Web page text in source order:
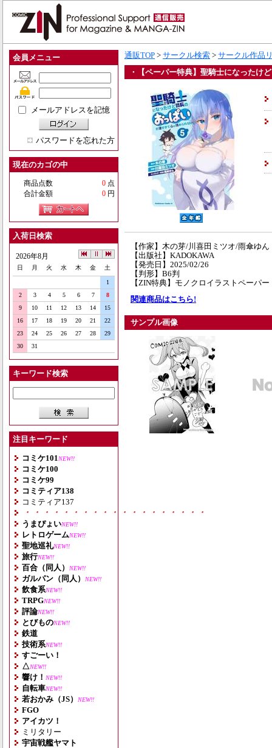
会員メニュー
メールアドレスを記憶
パスワードを忘れた方
現在のカゴの中
商品点数 0 点
合計金額
0 円
入荷日検索
2026年8月
日 月 火 水 木 金 土
1
2
3 4 5 6 7
8
9
10 11 12 13 14
15
16
17 18 19 20 21
22
23
24 25 26 27 28
29
30
31
キーワード検索
注目キーワード
コミケ101 NEW!!
コミケ100
コミケ99
コミティア138
コミティア137
・・・・・・・・・・・・・・・・・・・
うまぴょいNEW!!
レトロゲームNEW!!
聖地巡礼NEW!!
旅行NEW!!
百合（同人） NEW!!
ガルパン（同人） NEW!!
飲食系NEW!!
TRPGNEW!!
評論NEW!!
とびものNEW!!
鉄道
技術系NEW!!
すごーい！
△NEW!!
響け！ NEW!!
自転車NEW!!
若おかみ（JS） NEW!!
FGO
アイカツ！
ミリタリー
宇宙戦艦ヤマト
通販TOP > サークル検索 > サークル作品
・【ペーパー特典】聖騎士になったけ
【作家】木の芽/川喜田ミツオ/雨傘ゆん
【出版社】KADOKAWA
【発売日】2025/02/26
【判形】B6判
【ZIN特典】モノクロイラストペーパー
関連商品はこちら!
サンプル画像